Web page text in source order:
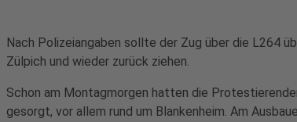
Nach Polizeiangaben sollte der Zug über die L264
Zülpich und wieder zurück ziehen.
Schon am Montagmorgen hatten die
gesorgt, vor allem rund um Blankenheim. Am